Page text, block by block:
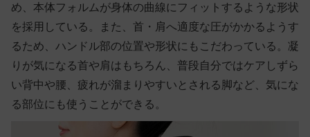
め、本体フォルムが身体の曲線にフィットするような形状
を採用している。また、首・肩へ適度な圧がかかるようす
るため、ハンドル部の位置や形状にもこだわっている。凝
りが気になる首や肩はもちろん、普段自分ではケアしずら
い背中や腰、疲れが溜まりやすいとされる脚など、気にな
る部位にも使うことができる。